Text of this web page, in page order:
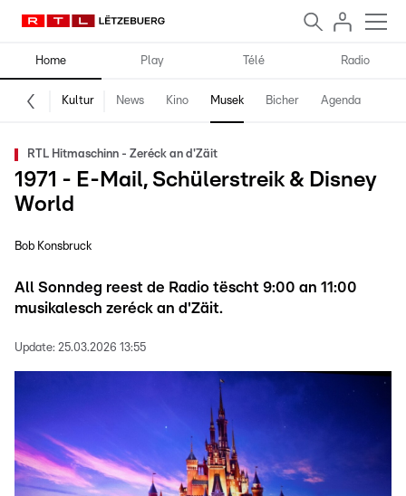
Home Play Télé Radio
Kultur News Kino Musek Bicher Agenda
RTL Hitmaschinn - Zeréck an d'Zäit
1971 - E-Mail, Schülerstreik & Disney
World
Bob Konsbruck
All Sonndeg reest de Radio tëscht 9:00 an 11:00
musikalesch zeréck an d'Zäit.
Update: 25.03.2026 13:55